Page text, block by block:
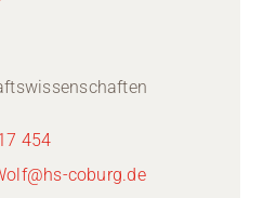
454
coburg.de